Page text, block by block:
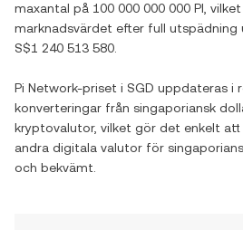
maxantal på 100 000 000 000 PI ,
marknadsvärdet efter full utspädning
S$1 240 513 580
Pi Network-priset i SGD uppdateras i
konverteringar från singaporiansk
kryptovalutor, vilket gör det enkelt att
andra digitala valutor för
och bekvämt.